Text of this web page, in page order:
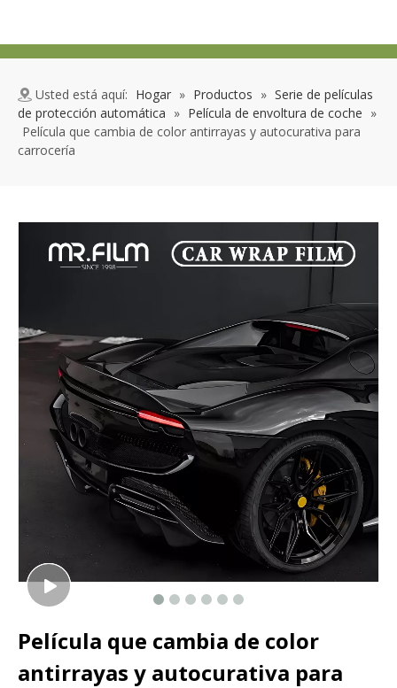
Usted está aquí: Hogar » Productos » Serie de películas
de protección automática » Película de envoltura de coche »
Película que cambia de color antirrayas y autocurativa para
carrocería
Película que cambia de color
antirrayas y autocurativa para